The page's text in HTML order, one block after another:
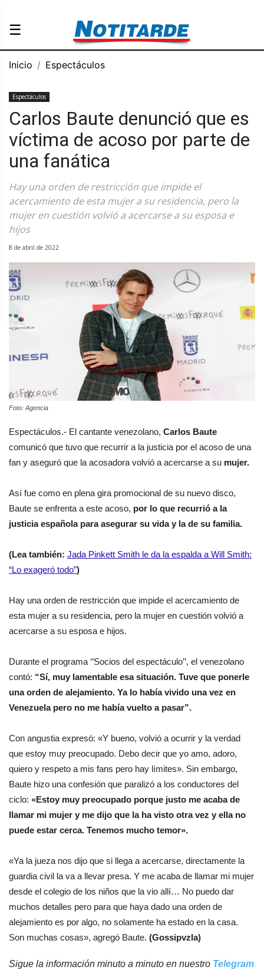
☰
Inicio Espectáculos
Espectáculos
Carlos Baute denunció que es
víctima de acoso por parte de
una fanática
Hay una orden de restricción que impide el
acercamiento de esta mujer a su residencia, pero la
mujer en cuestión volvió a acercarse a su esposa e
hijos
8 de abril de 2022
Foto: Agencia
Espectáculos.- El cantante venezolano, Carlos Baute
comunicó que tuvo que recurrir a la justicia por el acoso de una
fan y aseguró que la acosadora volvió a acercarse a su mujer.
Así fue como en plena gira promocional de su nuevo disco,
Baute se enfrenta a este acoso, por lo que recurrió a la
justicia española para asegurar su vida y la de su familia.
(Lea también: Jada Pinkett Smith le da la espalda a Will Smith:
“Lo exageró todo”)
Hay una orden de restricción que impide el acercamiento de
esta mujer a su residencia, pero la mujer en cuestión volvió a
acercarse a su esposa e hijos.
Durante el programa ‘’Socios del espectáculo’’, el venezolano
contó: “Sí, muy lamentable esa situación. Tuve que ponerle
una orden de alejamiento. Ya lo había vivido una vez en
Venezuela pero no me había vuelto a pasar”.
Con angustia expresó: «Y bueno, volvió a ocurrir y la verdad
que estoy muy preocupado. Debo decir que yo amo, adoro,
quiero y respeto a mis fans pero hay límites». Sin embargo,
Baute hizo una confesión que paralizó a los conductores del
ciclo: «Estoy muy preocupado porque justo me acaba de
llamar mi mujer y me dijo que la ha visto otra vez y ella no
puede estar cerca. Tenemos mucho temor».
«Ya la jueza nos dijo que si llega a acercarse, directamente la
guardia civil la va a llevar presa. Y me acaba de llamar mi mujer
desde el colegio de los niños que la vio allí… No puedo dar
muchos detalles pero para que haya dado una orden de
alejamiento es por algo, no solamente ha estado en la casa.
Son muchas cosas», agregó Baute. (Gossipvzla)
Sigue la información minuto a minuto en nuestro Telegram